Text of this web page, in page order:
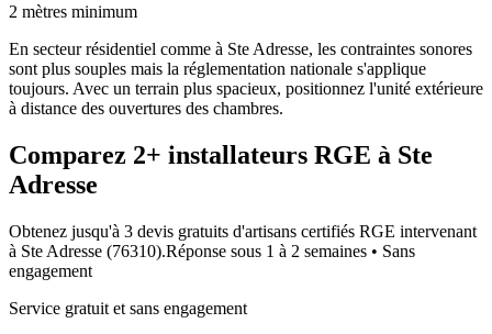
2 mètres minimum
En secteur résidentiel comme à Ste Adresse, les contraintes sonores
sont plus souples mais la réglementation nationale s'applique
toujours. Avec un terrain plus spacieux, positionnez l'unité extérieure
à distance des ouvertures des chambres.
Comparez 2+ installateurs RGE à Ste
Adresse
Obtenez jusqu'à 3 devis gratuits d'artisans certifiés RGE intervenant
à Ste Adresse (76310).Réponse sous 1 à 2 semaines • Sans
engagement
Service gratuit et sans engagement